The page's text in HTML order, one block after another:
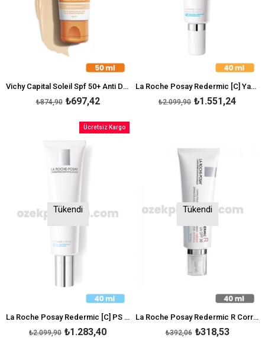
Vichy Capital Soleil Spf 50+ Anti Dark Spots Leke Karşıtı Renkli Güneş Kremi 50 ml
₺697,42
₺874,90
La Roche Posay Redermic [C] Yaşlanma Karşıtı Krem 40 ml
₺1.551,24
₺2.099,90
Tükendi
La Roche Posay Redermic [C] PS Yaşlanma Karşıtı Bakım Kremi 40ml
₺1.283,40
₺2.099,90
Ücretsiz Kargo
Tükendi
La Roche Posay Redermic R Corrective UV SPF 30 Yüz Kremi
₺318,53
₺392,06